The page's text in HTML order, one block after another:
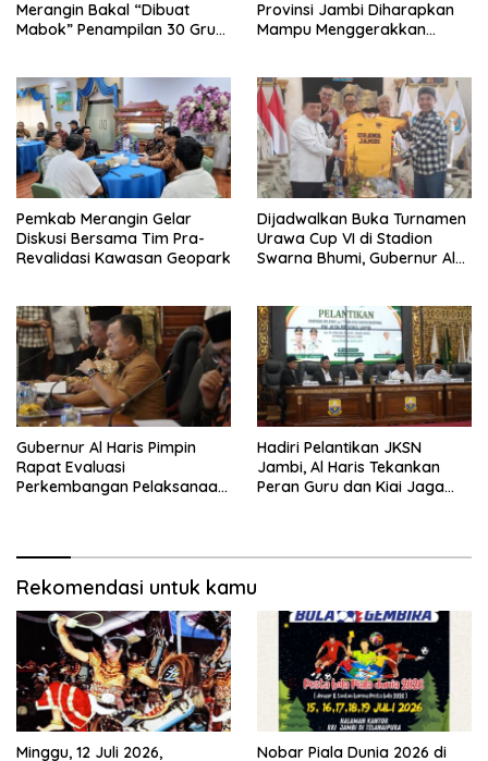
Merangin Bakal “Dibuat
Mabok” Penampilan 30 Grup
Provinsi Jambi Diharapkan
Mampu Menggerakkan
Pemkab Merangin Gelar
Diskusi Bersama Tim Pra-
Revalidasi Kawasan Geopark
Dijadwalkan Buka Turnamen
Urawa Cup VI di Stadion
Swarna Bhumi, Gubernur Al
Gubernur Al Haris Pimpin
Rapat Evaluasi
Perkembangan Pelaksanaan
Hadiri Pelantikan JKSN
Jambi, Al Haris Tekankan
Peran Guru dan Kiai Jaga
Rekomendasi untuk kamu
Minggu, 12 Juli 2026,
Nobar Piala Dunia 2026 di